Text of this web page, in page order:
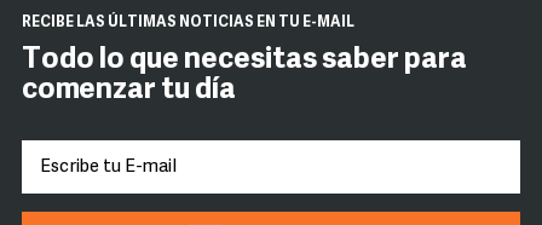
RECIBE LAS ÚLTIMAS NOTICIAS EN TU E-MAIL
Todo lo que necesitas saber para
comenzar tu día